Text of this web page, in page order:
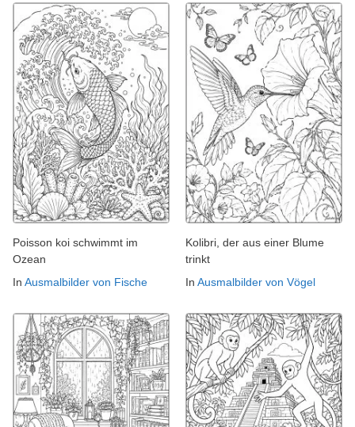
Poisson koi schwimmt im
Ozean
In Ausmalbilder von Fische
Kolibri, der aus einer Blume
trinkt
In Ausmalbilder von Vögel